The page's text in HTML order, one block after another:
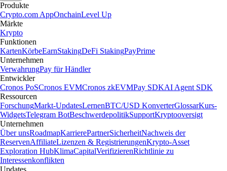
Produkte
Crypto.com AppOnchainLevel Up
Märkte
Krypto
Funktionen
KartenKörbeEarnStakingDeFi StakingPayPrime
Unternehmen
VerwahrungPay für Händler
Entwickler
Cronos PoSCronos EVMCronos zkEVMPay SDKAI Agent SDK
Ressourcen
ForschungMarkt-UpdatesLernenBTC/USD KonverterGlossarKurs-
WidgetsTelegram BotBeschwerdepolitikSupportKryptooversigt
Unternehmen
Über unsRoadmapKarrierePartnerSicherheitNachweis der
ReservenAffiliateLizenzen & RegistrierungenKrypto-Asset
Exploration HubKlimaCapitalVerifizierenRichtlinie zu
Interessenkonflikten
Updates